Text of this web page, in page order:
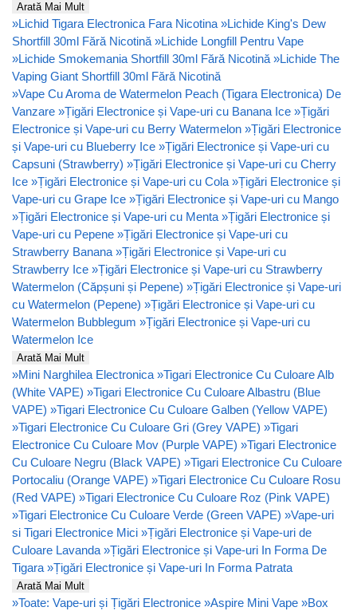
Arată Mai Mult
»Lichid Tigara Electronica Fara Nicotina »Lichide King's Dew
Shortfill 30ml Fără Nicotină »Lichide Longfill Pentru Vape
»Lichide Smokemania Shortfill 30ml Fără Nicotină »Lichide The
Vaping Giant Shortfill 30ml Fără Nicotină
»Vape Cu Aroma de Watermelon Peach (Tigara Electronica) De
Vanzare »Țigări Electronice și Vape-uri cu Banana Ice »Țigări
Electronice și Vape-uri cu Berry Watermelon »Țigări Electronice
și Vape-uri cu Blueberry Ice »Țigări Electronice și Vape-uri cu
Capsuni (Strawberry) »Țigări Electronice și Vape-uri cu Cherry
Ice »Țigări Electronice și Vape-uri cu Cola »Țigări Electronice și
Vape-uri cu Grape Ice »Țigări Electronice și Vape-uri cu Mango
»Țigări Electronice și Vape-uri cu Menta »Țigări Electronice și
Vape-uri cu Pepene »Țigări Electronice și Vape-uri cu
Strawberry Banana »Țigări Electronice și Vape-uri cu
Strawberry Ice »Țigări Electronice și Vape-uri cu Strawberry
Watermelon (Căpșuni și Pepene) »Țigări Electronice și Vape-uri
cu Watermelon (Pepene) »Țigări Electronice și Vape-uri cu
Watermelon Bubblegum »Țigări Electronice și Vape-uri cu
Watermelon Ice
Arată Mai Mult
»Mini Narghilea Electronica »Tigari Electronice Cu Culoare Alb
(White VAPE) »Tigari Electronice Cu Culoare Albastru (Blue
VAPE) »Tigari Electronice Cu Culoare Galben (Yellow VAPE)
»Tigari Electronice Cu Culoare Gri (Grey VAPE) »Tigari
Electronice Cu Culoare Mov (Purple VAPE) »Tigari Electronice
Cu Culoare Negru (Black VAPE) »Tigari Electronice Cu Culoare
Portocaliu (Orange VAPE) »Tigari Electronice Cu Culoare Rosu
(Red VAPE) »Tigari Electronice Cu Culoare Roz (Pink VAPE)
»Tigari Electronice Cu Culoare Verde (Green VAPE) »Vape-uri
si Tigari Electronice Mici »Țigări Electronice și Vape-uri de
Culoare Lavanda »Țigări Electronice și Vape-uri In Forma De
Tigara »Țigări Electronice și Vape-uri In Forma Patrata
Arată Mai Mult
»Toate: Vape-uri și Țigări Electronice »Aspire Mini Vape »Box